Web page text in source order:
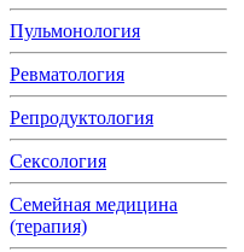
Пульмонология
Ревматология
Репродуктология
Сексология
Семейная медицина
(терапия)